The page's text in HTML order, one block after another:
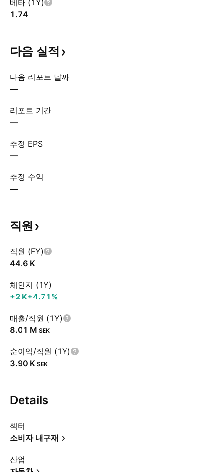
베타 (1Y)
1.74
다음 실적
다음 리포트 날짜
—
리포트 기간
—
추정 EPS
—
추정 수익
—
직원
직원 (FY)
‪44.6 K‬
체인지 (1Y)
‪+2 K‬+4.71%
매출/직원 (1Y)
‪8.01 M‬ SEK
순이익/직원 (1Y)
‪3.90 K‬ SEK
Details
섹터
소비자 내구재
산업